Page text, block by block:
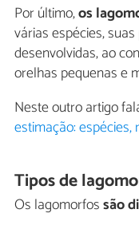
Por último,os
várias espécies,
desenvolvidas, ao
orelhas pequenas e
Neste outro artigo
estimação:
Tipos de
Os lagomorfossão